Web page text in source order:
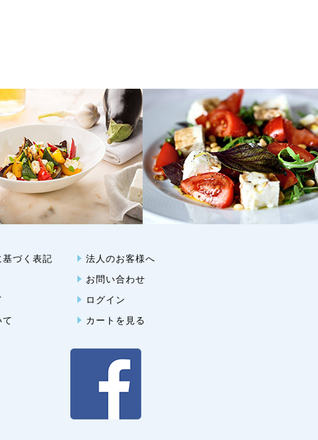
づく表記
法人のお客様へ
お問い合わせ
ログイン
カートを見る